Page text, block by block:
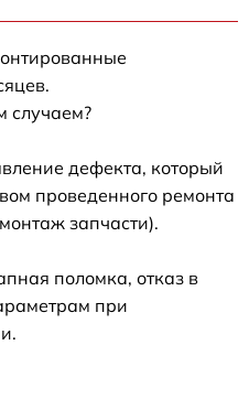
случаем?
дефекта, который
проведенного ремонта
запчасти).
поломка, отказ в
при